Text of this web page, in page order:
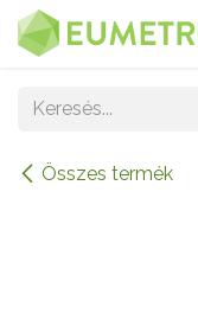
Kihagyás és
Összes termék